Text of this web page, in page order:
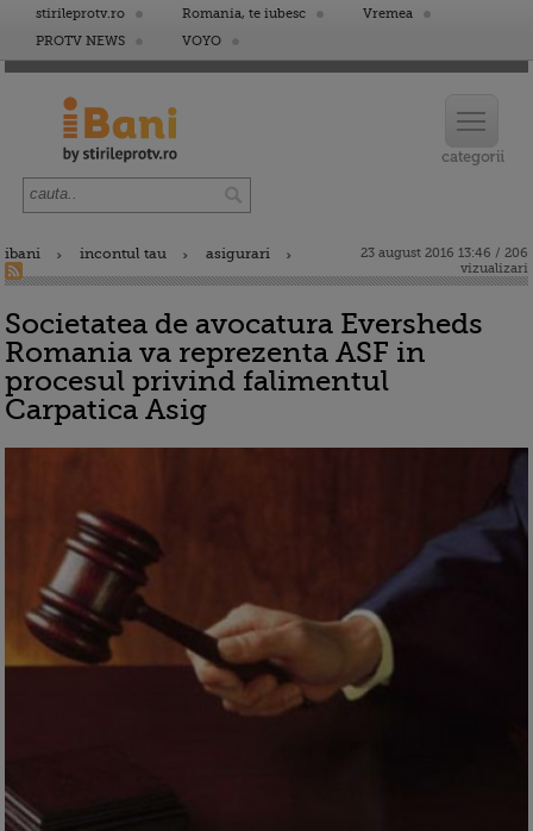
stirileprotv.ro Romania, te iubesc
Vremea
PROTV NEWS
VOYO
ibani incontul tau asigurari
23 august 2016 13:46 / 206
vizualizari
Societatea de avocatura Eversheds
Romania va reprezenta ASF in
procesul privind falimentul
Carpatica Asig